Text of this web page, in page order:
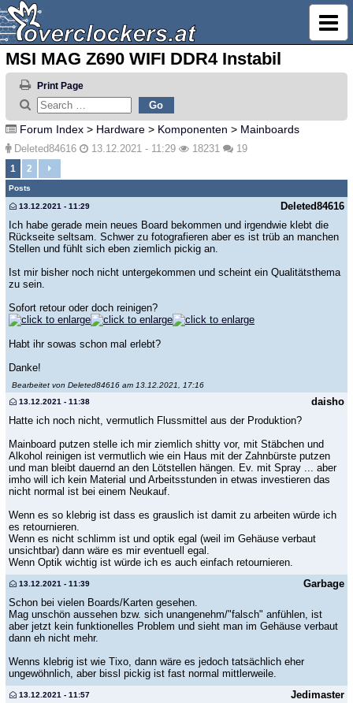
MSI MAG Z690 WIFI DDR4 Instabil
Print Page
Forum Index > Hardware > Komponenten > Mainboards
Deleted84616 13.12.2021 - 11:29 18231 19
1 2
Posts
Deleted84616
13.12.2021 - 11:29
Ich habe gerade mein neues Board bekommen und irgendwie klebt die
Rückseite seltsam. Schwer zu fotografieren aber es ist trüb an manchen
Stellen und fühlt sich eben ziemlich pickig an.
Ist mir bisher noch nicht untergekommen und scheint ein Qualitätsthema
zu sein.
Sofort retour oder doch reinigen?
Habt ihr sowas schon mal erlebt?
Danke!
Bearbeitet von Deleted84616 am 13.12.2021, 17:16
daisho
13.12.2021 - 11:38
Hatte ich noch nicht, vermutlich Flussmittel aus der Produktion?
Mainboard putzen stelle ich mir ziemlich shitty vor, mit Stäbchen und
Alkohol reinigen ist vermutlich wie ein Haus mit der Zahnbürste putzen
und man bleibt dauernd an den Lötstellen hängen. Ev. mit Spray ... aber
imho will ich kein Material und Arbeitsstunden in etwas investieren das
nicht normal ist bei einem Neukauf.
Wenn es so klebrig ist dass es grauslich ist damit zu arbeiten würde ich
es retournieren.
Wenn es nicht schlimm ist und optik egal (weil im Gehäuse verbaut
unsichtbar) dann wäre es mir eventuell egal.
Wenn Optik wichtig ist würde ich es auch einfach retournieren.
Garbage
13.12.2021 - 11:39
Schon bei vielen Boards/Karten gesehen.
Mag unschön aussehen bzw. sich unangenehm/"falsch" anfühlen, ist
aber jetzt kein funktionelles Problem und sieht man im Gehäuse verbaut
dann eh nicht mehr.
Wenns klebrig ist wie Tixo, dann wäre es jedoch tatsächlich eher
ungewöhnlich, aber bissl pickig ist fast normal mittlerweile.
Jedimaster
13.12.2021 - 11:57